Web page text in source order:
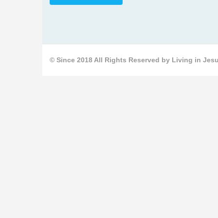
© Since 2018 All Rights Reserved by Living in